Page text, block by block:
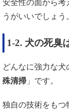
安全性の面から考
うがいいでしょう
1-2. 犬の死臭
どんなに強力な犬
殊清掃 」です。
独自の技術をもつ